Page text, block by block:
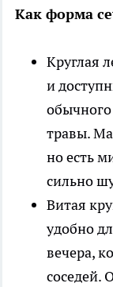
Как форма
Круглая
и
травы.
но есть
сильно
Витая
удобно
вечера,
соседей.